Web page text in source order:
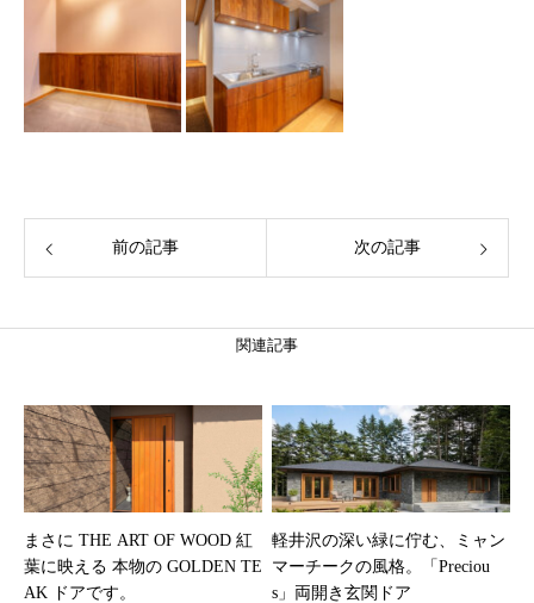
前の記事 次の記事
関連記事
まさに THE ART OF WOOD 紅
葉に映える 本物の GOLDEN TE
AK ドアです。
軽井沢の深い緑に佇む、ミャン
マーチークの風格。「Preciou
s」両開き玄関ドア